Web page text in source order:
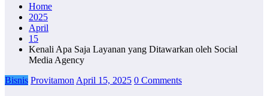
Home
2025
April
15
Kenali Apa Saja Layanan yang Ditawarkan oleh Social
Media Agency
Bisnis Provitamon April 15, 2025 0 Comments